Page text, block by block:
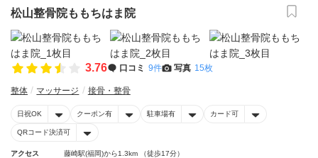
松山整骨院ももちはま院
3.76 口コミ 9件 写真 15枚
整体 マッサージ 接骨・整骨
日祝OK クーポン有 駐車場有 カード可
QRコード決済可
アクセス
藤崎駅(福岡)から1.3km （徒歩17分）